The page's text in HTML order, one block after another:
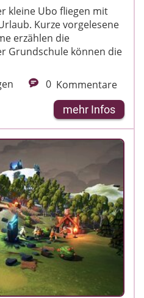
kleine Ubo fliegen mit
Kurze vorgelesene
erzählen die
Grundschule können die
0 Kommentare
mehr Infos